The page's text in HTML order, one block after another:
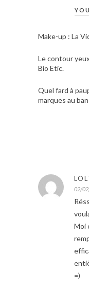
Make-up : La
Le contour
Bio Etic.
Quel fard à
marques au
02/
Moi
=)